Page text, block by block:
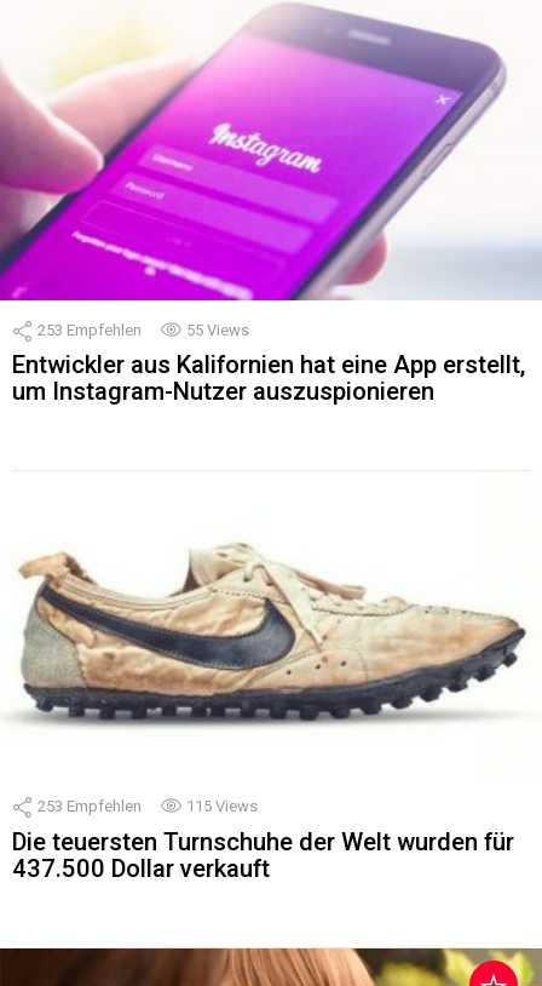
253 Empfehlen 55 Views
Entwickler aus Kalifornien hat eine App erstellt,
um Instagram-Nutzer auszuspionieren
253 Empfehlen 115 Views
Die teuersten Turnschuhe der Welt wurden für
437.500 Dollar verkauft